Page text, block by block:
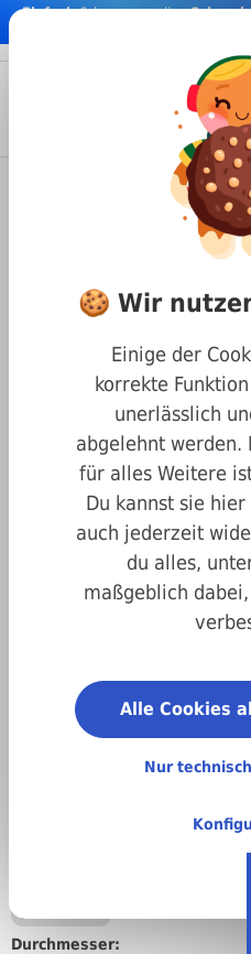
springen
Einfach& bequem online
Befestigungstechnik
Spanplattenschraube
Durchmesser:
🍪 Wir
Einige der
korrekte
unerlässlich
abgelehnt werden.
für alles Weitere
Du kannst sie
auch jederzeit
du alles,
maßgeblich
Alle Cookies
Nur